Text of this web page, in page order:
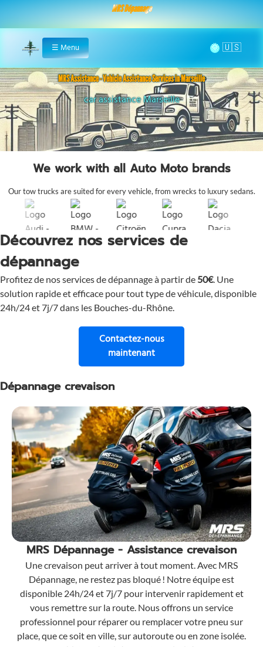
MRS Dépannage
Home
☰ Menu 🌞
MRS Assistance - Vehicle Assistance Services in Marseille
fast assistance Bouches-du-Rhône
We work with all Auto Moto brands
Our tow trucks are suited for every vehicle, from wrecks to luxury sedans.
Découvrez nos services de
dépannage
Profitez de nos services de dépannage à partir de 50€. Une
solution rapide et efficace pour tout type de véhicule, disponible
24h/24 et 7j/7 dans les Bouches-du-Rhône.
Contactez-nous
maintenantpour une assistance
Dépannage crevaison
MRS Dépannage - Assistance crevaison
Une crevaison peut arriver à tout moment. Avec MRS
Dépannage, ne restez pas bloqué ! Notre équipe est
disponible 24h/24 et 7j/7 pour intervenir rapidement et
vous remettre sur la route. Nous offrons un service
professionnel pour réparer ou remplacer votre pneu sur
place, que ce soit en ville, sur autoroute ou en zone isolée.